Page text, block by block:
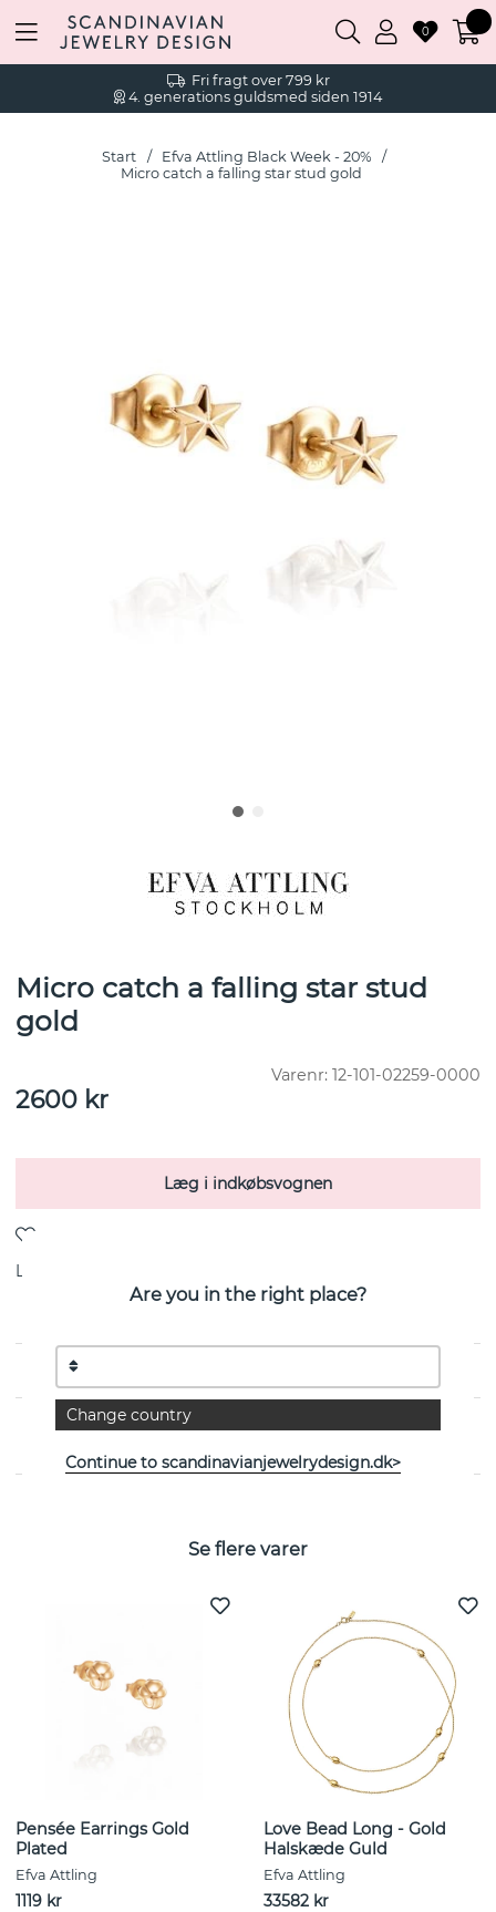
Fri fragt over 799 kr
4. generations guldsmed siden 1914
0
Start
Efva Attling Black Week - 20%
Micro catch a falling star stud gold
Micro catch a falling star stud
gold
Varenr: 12-101-02259-0000
2600 kr
Læg i indkøbsvognen
Levering:
EGENSKABER
Se flere varer
Pensée Earrings Gold
Plated
Efva Attling
1119 kr
Love Bead Long - Gold
Halskæde Guld
Efva Attling
33582 kr
Are you in the right place?
Change country
Continue to scandinavianjewelrydesign.dk>